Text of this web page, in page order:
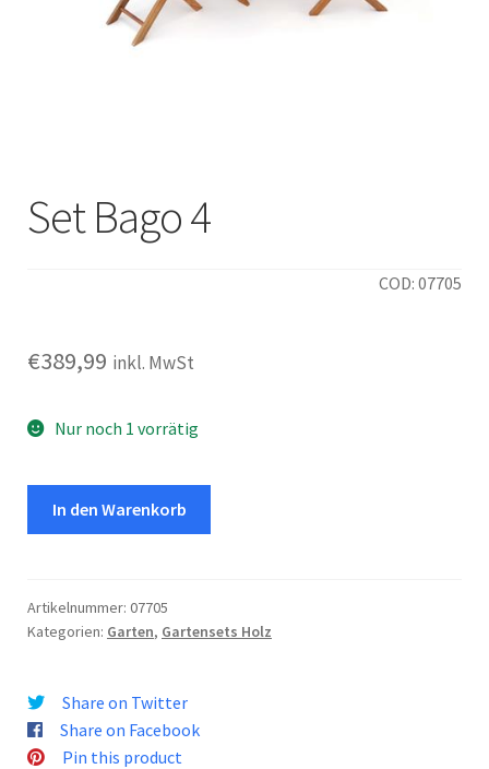
Set Bago 4
COD: 07705
€389,99 inkl. MwSt
Nur noch 1 vorrätig
In den Warenkorb
Artikelnummer: 07705
Kategorien: Garten, Gartensets Holz
Share on Twitter
Share on Facebook
Pin this product